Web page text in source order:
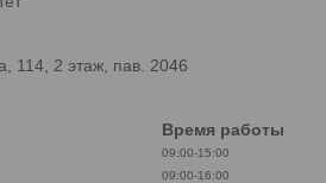
114, 2 этаж, пав. 2046
Время работы
09:00-15:00
09:00-16:00